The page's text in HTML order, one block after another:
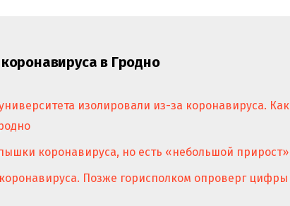
в Гродно
изолировали из-за коронавируса. Как
коронавируса, но есть «небольшой прирост»
Позже горисполком опроверг цифры